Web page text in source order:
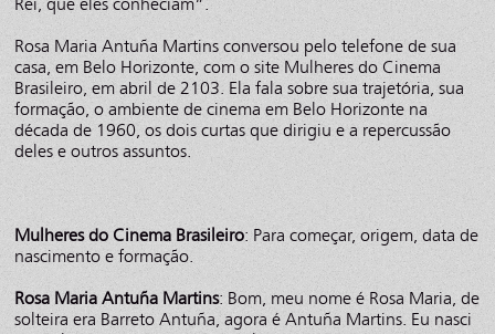
Rosa Maria Antuña Martins conversou pelo telefone de sua
casa, em Belo Horizonte, com o site Mulheres do Cinema
Brasileiro, em abril de 2103. Ela fala sobre sua trajetória, sua
formação, o ambiente de cinema em Belo Horizonte na
década de 1960, os dois curtas que dirigiu e a repercussão
deles e outros assuntos.
Mulheres do Cinema Brasileiro: Para começar, origem, data de
nascimento e formação.
Rosa Maria Antuña Martins: Bom, meu nome é Rosa Maria, de
solteira era Barreto Antuña, agora é Antuña Martins. Eu nasci